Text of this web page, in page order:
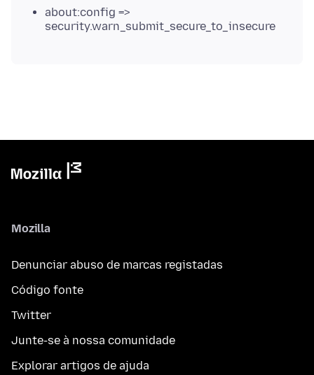
about:config =>
security.warn_submit_secure_to_insecure
Mozilla
Denunciar abuso de marcas registadas
Código fonte
Twitter
Junte-se à nossa comunidade
Explorar artigos de ajuda